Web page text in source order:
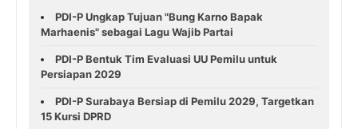
PDI-P Ungkap Tujuan "Bung Karno Bapak
Marhaenis" sebagai Lagu Wajib Partai
PDI-P Bentuk Tim Evaluasi UU Pemilu untuk
Persiapan 2029
PDI-P Surabaya Bersiap di Pemilu 2029, Targetkan
15 Kursi DPRD